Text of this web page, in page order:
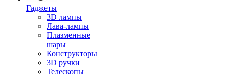
Гаджеты
3D лампы
Лава-лампы
Плазменные
шары
Конструкторы
3D ручки
Телескопы